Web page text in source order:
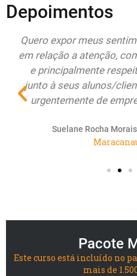
Depoimentos
Quero expor meus
em relação a atenção,
e principalmente
junto à seus alunos/
urgentemente de
Suelane Rocha
Pacote
Este curso está incluído no
mais de